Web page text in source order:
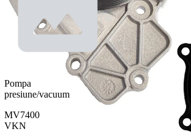
completare/Info
suplimentar 2
cuplabila
pompa apa
pentru
actioanre
transmizie
cu caneluri
Material roata
pale - pompa
tabla de
otel
Pompa
presiune/vacuum
MV7400
VKN